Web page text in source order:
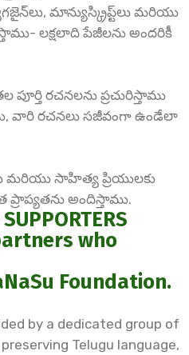
మాన్యుస్క్రిప్ట్‌లు మరియు
లక్షలాది పేజీలను అందరికీ
రచనలను ప్రచురిస్తాము
వారి రచనలు సజీవంగా ఉండేలా
మరియు సాహిత్య ప్రియులకు
అందిస్తాము.
who
Foundation.
by a dedicated group of
Telugu language,